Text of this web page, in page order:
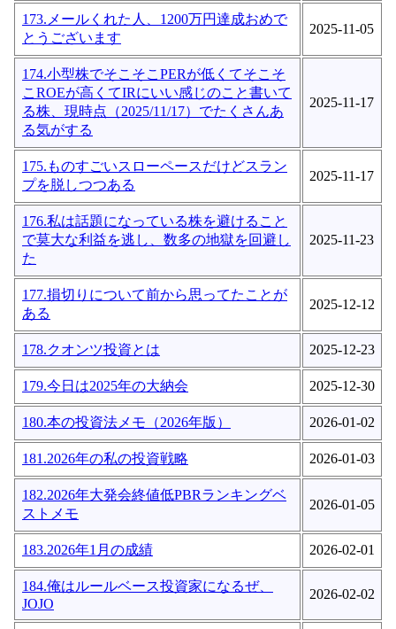
173.メールくれた人、1200万円達成おめで
とうございます
2025-11-05
174.小型株でそこそこPERが低くてそこそ
こROEが高くてIRにいい感じのこと書いて
る株、現時点（2025/11/17）でたくさんあ
る気がする
2025-11-17
175.ものすごいスローペースだけどスラン
プを脱しつつある
2025-11-17
176.私は話題になっている株を避けること
で莫大な利益を逃し、数多の地獄を回避し
た
2025-11-23
177.損切りについて前から思ってたことが
ある
2025-12-12
178.クオンツ投資とは 2025-12-23
179.今日は2025年の大納会 2025-12-30
180.本の投資法メモ（2026年版） 2026-01-02
181.2026年の私の投資戦略 2026-01-03
182.2026年大発会終値低PBRランキングベ
ストメモ
2026-01-05
183.2026年1月の成績 2026-02-01
184.俺はルールベース投資家になるぜ、
JOJO
2026-02-02